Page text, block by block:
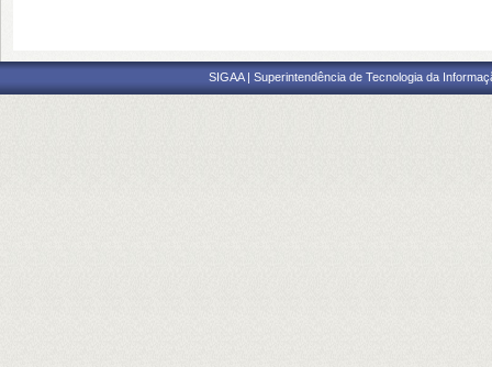
SIGAA | Superintendência de Tecnologia da